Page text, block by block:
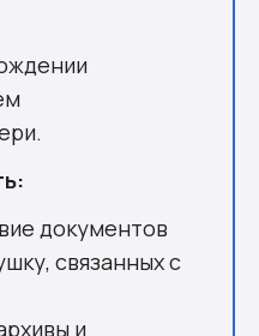
документов
связанных с
и